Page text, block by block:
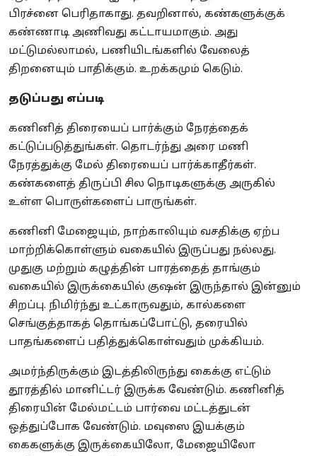
பிரச்னை பெரிதாகாது. தவறினால், கண்களுக்குக்
கண்ணாடி அணிவது கட்டாயமாகும். அது
மட்டுமல்லாமல், பணியிடங்களில் வேலைத்
திறனையும் பாதிக்கும். உறக்கமும் கெடும்.
தடுப்பது எப்படி
கணினித் திரையைப் பார்க்கும் நேரத்தைக்
கட்டுப்படுத்துங்கள். தொடர்ந்து அரை மணி
நேரத்துக்கு மேல் திரையைப் பார்க்காதீர்கள்.
கண்களைத் திருப்பி சில நொடிகளுக்கு அருகில்
உள்ள பொருள்களைப் பாருங்கள்.
கணினி மேஜையும், நாற்காலியும் வசதிக்கு ஏற்ப
மாற்றிக்கொள்ளும் வகையில் இருப்பது நல்லது.
முதுகு மற்றும் கழுத்தின் பாரத்தைத் தாங்கும்
வகையில் இருக்கையில் குஷன் இருந்தால் இன்னும்
சிறப்பு. நிமிர்ந்து உட்காருவதும், கால்களை
செங்குத்தாகத் தொங்கப்போட்டு, தரையில்
பாதங்களைப் பதித்துக்கொள்வதும் முக்கியம்.
அமர்ந்திருக்கும் இடத்திலிருந்து கைக்கு எட்டும்
தூரத்தில் மானிட்டர் இருக்க வேண்டும். கணினித்
திரையின் மேல்மட்டம் பார்வை மட்டத்துடன்
ஒத்துப்போக வேண்டும். மவுஸை இயக்கும்
கைகளுக்கு இருக்கையிலோ, மேஜையிலோ